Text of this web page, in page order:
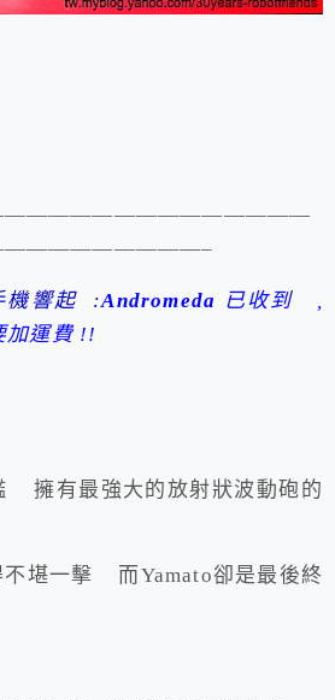
機響起 :Andromeda 已收到 ,
加運費 !!
擁有最強大的放射狀波動砲的
不堪一擊 而Yamato卻是最後終